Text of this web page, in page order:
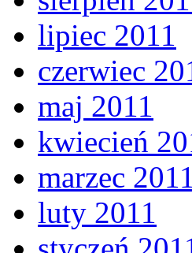
lipiec 2011
czerwiec
maj 2011
kwiecień
marzec 2011
luty 2011